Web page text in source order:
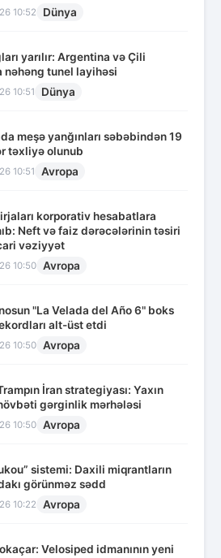
10:52 Dünya
yarılır: Argentina və Çili
nəhəng tunel layihəsi
10:51 Dünya
meşə yanğınları səbəbindən 19
təxliyə olunub
10:51 Avropa
korporativ hesabatlara
Neft və faiz dərəcələrinin təsiri
vəziyyət
10:50 Avropa
"La Velada del Año 6" boks
alt-üst etdi
10:50 Avropa
İran strategiyası: Yaxın
gərginlik mərhələsi
10:50 Avropa
sistemi: Daxili miqrantların
görünməz sədd
10:22 Avropa
Velosiped idmanının yeni